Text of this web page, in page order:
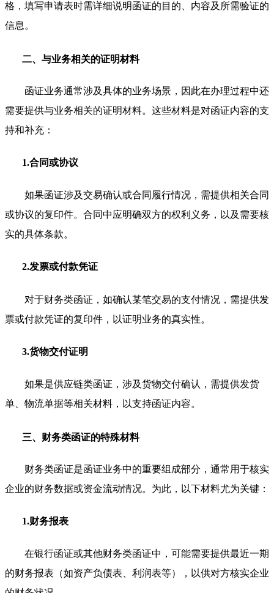
格，填写申请表时需详细说明函证的目的、内容及所需验证的
信息。
二、与业务相关的证明材料
函证业务通常涉及具体的业务场景，因此在办理过程中还
需要提供与业务相关的证明材料。这些材料是对函证内容的支
持和补充：
1.合同或协议
如果函证涉及交易确认或合同履行情况，需提供相关合同
或协议的复印件。合同中应明确双方的权利义务，以及需要核
实的具体条款。
2.发票或付款凭证
对于财务类函证，如确认某笔交易的支付情况，需提供发
票或付款凭证的复印件，以证明业务的真实性。
3.货物交付证明
如果是供应链类函证，涉及货物交付确认，需提供发货
单、物流单据等相关材料，以支持函证内容。
三、财务类函证的特殊材料
财务类函证是函证业务中的重要组成部分，通常用于核实
企业的财务数据或资金流动情况。为此，以下材料尤为关键：
1.财务报表
在银行函证或其他财务类函证中，可能需要提供最近一期
的财务报表（如资产负债表、利润表等），以供对方核实企业